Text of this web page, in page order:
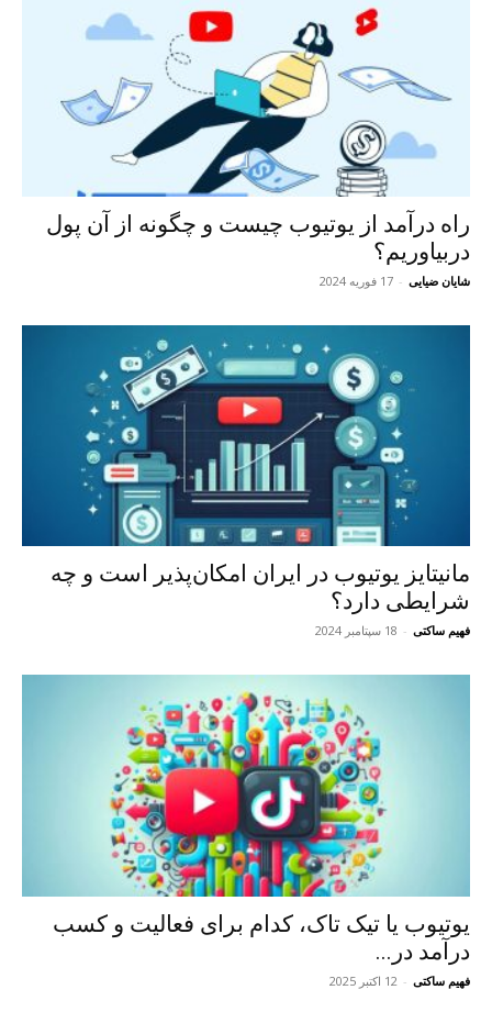
راه درآمد از یوتیوب چیست و چگونه از آن پول
دربیاوریم؟
شایان ضیایی - 17 فوریه 2024
مانیتایز یوتیوب در ایران امکان‌پذیر است و چه
شرایطی دارد؟
فهیم ساکتی - 18 سپتامبر 2024
یوتیوب یا تیک تاک، کدام برای فعالیت و کسب
درآمد در...
فهیم ساکتی - 12 اکتبر 2025